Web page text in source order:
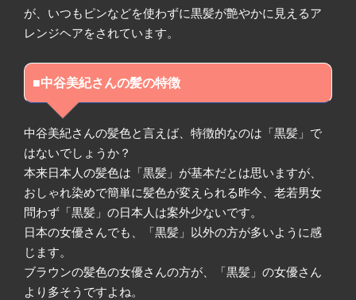
が、いつもピンなどを使わずに黒髪が艶やかに見えるア
レンジヘアをされています。
■中谷美紀さんの髪の特徴
中谷美紀さんの髪色と言えば、特徴的なのは「黒髪」で
はないでしょうか？
本来日本人の髪色は「黒髪」が基本だとは思いますが、
おしゃれ染めで簡単に髪色が変えられる昨今、老若男女
問わず「黒髪」の日本人は案外少ないです。
日本の女優さんでも、「黒髪」以外の方が多いように感
じます。
ブラウンの髪色の女優さんの方が、「黒髪」の女優さん
より多そうですよね。